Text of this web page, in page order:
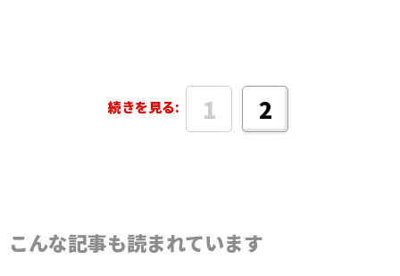
続きを見る: 1 2
こんな記事も読まれています